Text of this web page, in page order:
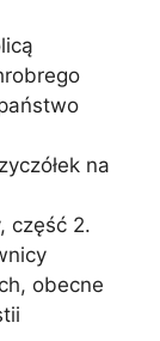
na
część 2.
obecne